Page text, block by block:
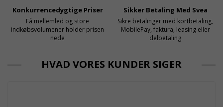
Konkurrencedygtige Priser
Få mellemled og store
indkøbsvolumener holder prisen
nede
Sikker Betaling Med Svea
Sikre betalinger med kortbetaling,
MobilePay, faktura, leasing eller
delbetaling
HVAD VORES KUNDER SIGER